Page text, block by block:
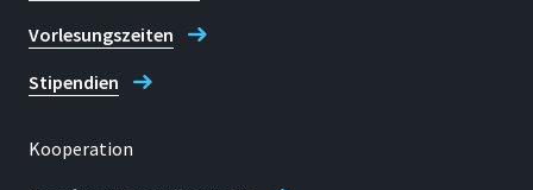
Vorlesungszeiten
Stipendien
Kooperation